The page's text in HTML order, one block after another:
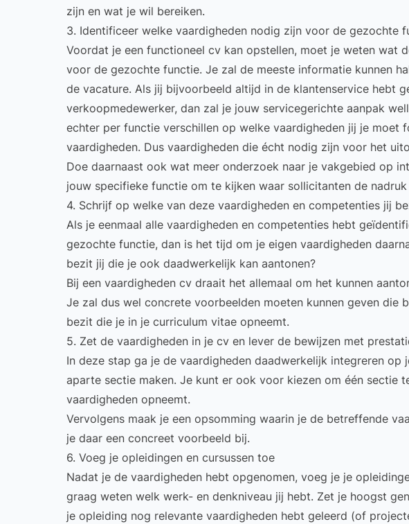
zijn en wat je wil bereiken.
3. Identificeer welke vaardigheden nodig zijn voor de gezochte
Voordat je een functioneel cv kan opstellen, moet je weten wat
voor de gezochte functie. Je zal de meeste informatie kunnen
de vacature. Als jij bijvoorbeeld altijd in de klantenservice hebt
verkoopmedewerker, dan zal je jouw servicegerichte aanpak
echter per functie verschillen op welke vaardigheden jij je moet
vaardigheden. Dus vaardigheden die écht nodig zijn voor het
Doe daarnaast ook wat meer onderzoek naar je vakgebied op
jouw specifieke functie om te kijken waar sollicitanten de
4. Schrijf op welke van deze vaardigheden en competenties jij
Als je eenmaal alle vaardigheden en competenties hebt
gezochte functie, dan is het tijd om je eigen vaardigheden
bezit jij die je ook daadwerkelijk kan aantonen?
Bij een vaardigheden cv draait het allemaal om het kunnen
Je zal dus wel concrete voorbeelden moeten kunnen geven die
bezit die je in je curriculum vitae opneemt.
5. Zet de vaardigheden in je cv en lever de bewijzen met
In deze stap ga je de vaardigheden daadwerkelijk integreren op
aparte sectie maken. Je kunt er ook voor kiezen om één sectie
vaardigheden opneemt.
Vervolgens maak je een opsomming waarin je de betreffende
je daar een concreet voorbeeld bij.
6. Voeg je opleidingen en cursussen toe
Nadat je de vaardigheden hebt opgenomen, voeg je je
graag weten welk werk- en denkniveau jij hebt. Zet je hoogst
je opleiding nog relevante vaardigheden hebt geleerd (of